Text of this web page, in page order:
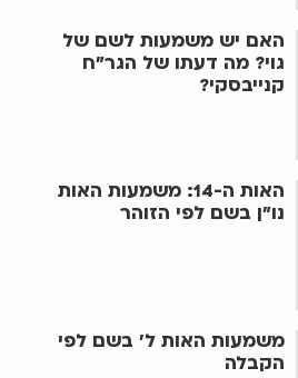
האם יש משמעות לשם של
גוי? מה דעתו של הגר"ח
קנייבסקי?
האות ה-14: משמעות האות
נו"ן בשם לפי הזוהר
משמעות האות ל' בשם לפי
הקבלה